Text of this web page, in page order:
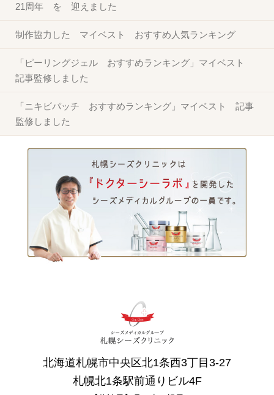
21周年 を 迎えました
制作協力した マイベスト おすすめ人気ランキング
「ピーリングジェル おすすめランキング」マイベスト
記事監修しました
「ニキビパッチ おすすめランキング」マイベスト 記事
監修しました
北海道札幌市中央区北1条西3丁目3-27
札幌北1条駅前通りビル4F